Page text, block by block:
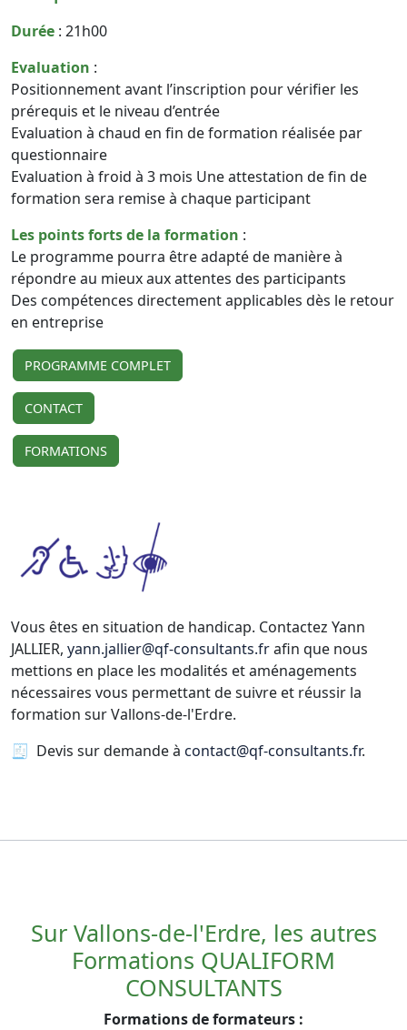
Durée : 21h00
Evaluation :
Positionnement avant l’inscription pour vérifier les
prérequis et le niveau d’entrée
Evaluation à chaud en fin de formation réalisée par
questionnaire
Evaluation à froid à 3 mois Une attestation de fin de
formation sera remise à chaque participant
Les points forts de la formation :
Le programme pourra être adapté de manière à
répondre au mieux aux attentes des participants
Des compétences directement applicables dès le retour
en entreprise
PROGRAMME COMPLET
CONTACT
FORMATIONS
Vous êtes en situation de handicap. Contactez Yann
JALLIER, yann.jallier@qf-consultants.frafin que nous
mettions en place les modalités et aménagements
nécessaires vous permettant de suivre et réussir la
formation sur Vallons-de-l'Erdre.
🧾 Devis sur demande à contact@qf-consultants.fr.
Sur Vallons-de-l'Erdre, les autres
Formations QUALIFORM
CONSULTANTS
Formations de formateurs :